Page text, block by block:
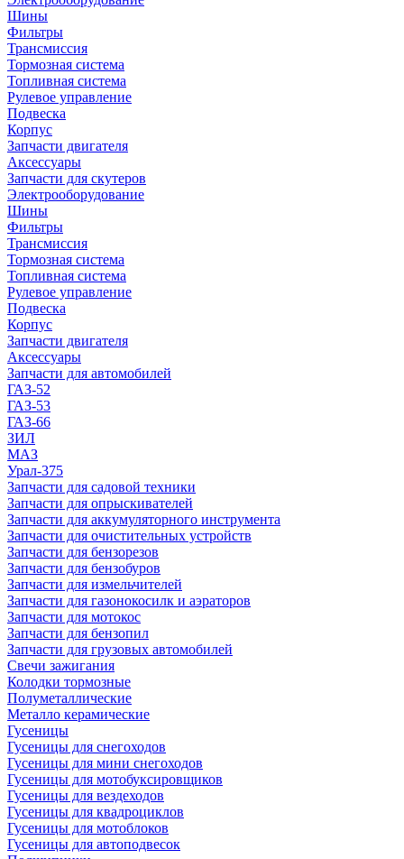
Шины
Фильтры
Трансмиссия
Тормозная система
Топливная система
Рулевое управление
Подвеска
Корпус
Запчасти двигателя
Аксессуары
Запчасти для скутеров
Электрооборудование
Шины
Фильтры
Трансмиссия
Тормозная система
Топливная система
Рулевое управление
Подвеска
Корпус
Запчасти двигателя
Аксессуары
Запчасти для автомобилей
ГАЗ-52
ГАЗ-53
ГАЗ-66
ЗИЛ
МАЗ
Урал-375
Запчасти для садовой техники
Запчасти для опрыскивателей
Запчасти для аккумуляторного инструмента
Запчасти для очистительных устройств
Запчасти для бензорезов
Запчасти для бензобуров
Запчасти для измельчителей
Запчасти для газонокосилк и аэраторов
Запчасти для мотокос
Запчасти для бензопил
Запчасти для грузовых автомобилей
Свечи зажигания
Колодки тормозные
Полуметаллические
Металло керамические
Гусеницы
Гусеницы для снегоходов
Гусеницы для мини снегоходов
Гусеницы для мотобуксировщиков
Гусеницы для вездеходов
Гусеницы для квадроциклов
Гусеницы для мотоблоков
Гусеницы для автоподвесок